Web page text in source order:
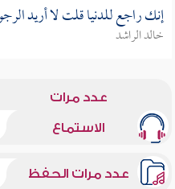
إنك راجع للدنيا قلت لا أريد
خالد الراشد
عدد مرات
الاستماع
عدد مرات الحفظ